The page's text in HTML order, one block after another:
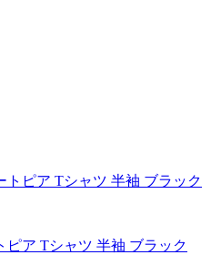
ア Tシャツ 半袖 ブラック